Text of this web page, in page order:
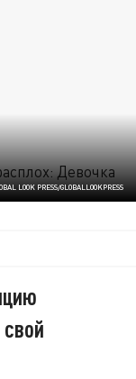
LOOK PRESS/GLOBALLOOKPRESS